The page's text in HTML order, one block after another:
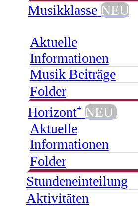
Musikklasse NEU
Aktuelle
Informationen
Musik Beiträge
Folder
Horizont⁺ NEU
Aktuelle
Informationen
Folder
Stundeneinteilung
Aktivitäten